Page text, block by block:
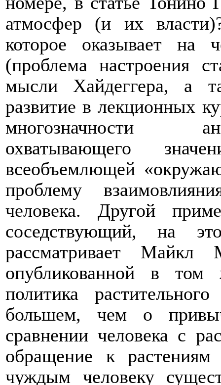
атмосфер (и их
которое оказывает на
(проблема настроения
мысли Хайдеггера, а
развитие в лекционных
многозначности
охватывающего
всеобъемлющей
проблему
человека. Другой
соседствующий, на
рассматривает
опубликованной в
политика
большем, чем о
сравнении человека с
обращение к
чуждым человеку